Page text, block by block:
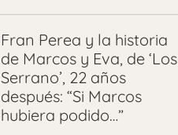
Fran Perea y la historia
de Marcos y Eva, de ‘Los
Serrano’, 22 años
después: “Si Marcos
hubiera podido…”